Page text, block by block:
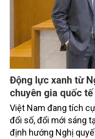
Động lực xanh từ
chuyên gia quốc tế
Việt Nam đang tích
đổi số, đổi mới sáng
định hướng Nghị